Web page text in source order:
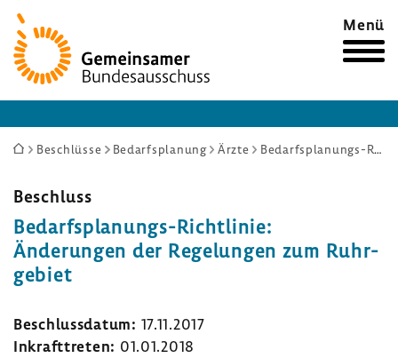
Zur
Startseite
Menü
Sie
hier:
Beschlüsse Bedarfsplanung Ärzte Bedarfsplanungs-Richtlinie: Änderungen der Regelungen zum Ruhrgebiet
Beschluss
Bedarfsplanungs-​Richtlinie:
Ände­rungen der Rege­lungen zum Ruhr­
ge­biet
Beschluss­datum: 17.11.2017
Inkraft­treten: 01.01.2018